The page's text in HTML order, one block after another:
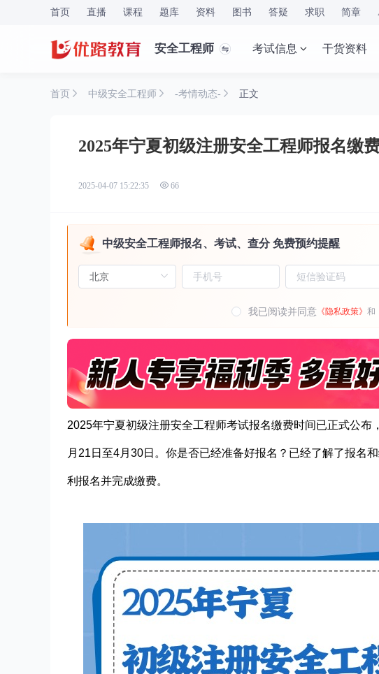
首页 直播 课程 题库 资料 图书 答疑 求职 简章
安全工程师 考试信息 干货资料
首页 中级安全工程师 -考情动态- 正文
2025年宁夏初级注册安全工程师报名缴
2025-04-07 15:22:35 66
中级安全工程师报名、考试、查分 免费预约提醒
我已阅读并同意 《隐私政策》 和
2025年宁夏初级注册安全工程师考试报名缴费时间已正式公
月21日至4月30日。你是否已经准备好报名？已经了解了报名
利报名并完成缴费。